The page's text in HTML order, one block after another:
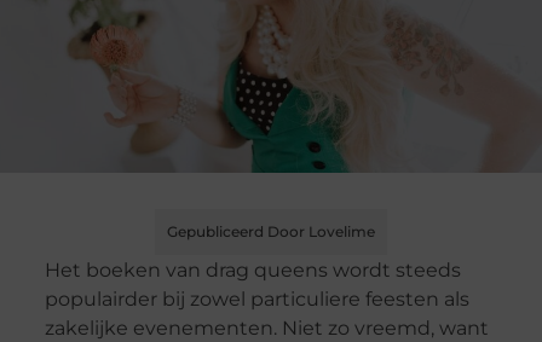
Gepubliceerd Door Lovelime
Het boeken van drag queens wordt steeds
populairder bij zowel particuliere feesten als
zakelijke evenementen. Niet zo vreemd, want